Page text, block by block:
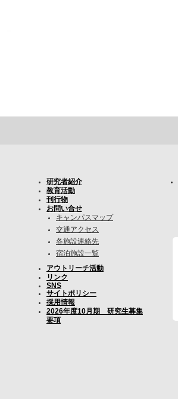
研究者紹介
教育活動
刊行物
お問い合せ
キャンパスマップ
交通アクセス
各施設連絡先
宿泊施設一覧
アウトリーチ活動
リンク
SNS
サイトポリシー
採用情報
2026年度10月期 研究生募集
要項